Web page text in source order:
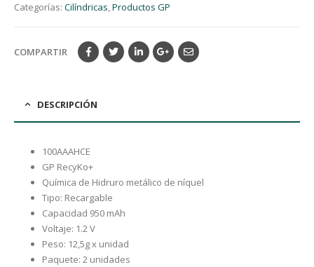
Categorías: Cilíndricas,Productos GP
COMPARTIR
DESCRIPCIÓN
100AAAHCE
GP RecyKo+
Química de Hidruro metálico de níquel
Tipo: Recargable
Capacidad 950 mAh
Voltaje: 1.2 V
Peso: 12,5g x unidad
Paquete: 2 unidades